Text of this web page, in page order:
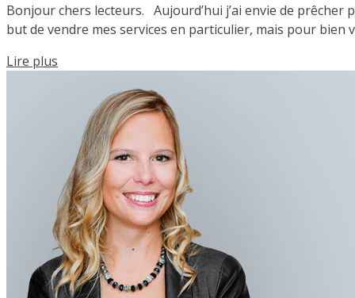
Bonjour chers lecteurs. Aujourd’hui j’ai envie de prêcher
but de vendre mes services en particulier, mais pour
Lire plus